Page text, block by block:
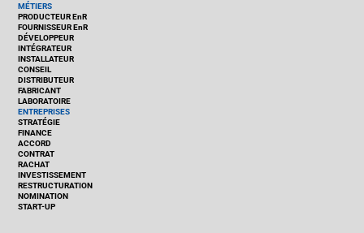
MÉTIERS
PRODUCTEUR EnR
FOURNISSEUR EnR
DÉVELOPPEUR
INTÉGRATEUR
INSTALLATEUR
CONSEIL
DISTRIBUTEUR
FABRICANT
LABORATOIRE
ENTREPRISES
STRATÉGIE
FINANCE
ACCORD
CONTRAT
RACHAT
INVESTISSEMENT
RESTRUCTURATION
NOMINATION
START-UP